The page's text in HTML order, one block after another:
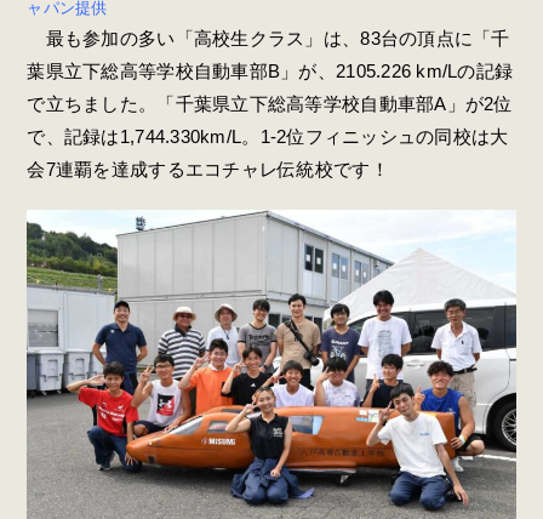
ャパン提供
最も参加の多い「高校生クラス」は、83台の頂点に「千
葉県立下総高等学校自動車部B」が、2105.226 km/Lの記録
で立ちました。「千葉県立下総高等学校自動車部A」が2位
で、記録は1,744.330km/L。1-2位フィニッシュの同校は大
会7連覇を達成するエコチャレ伝統校です！